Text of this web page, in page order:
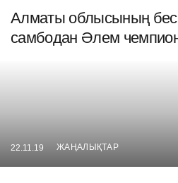
Алматы облысының
самбодан Әлем
22.11.19 ЖАҢАЛЫҚТАР